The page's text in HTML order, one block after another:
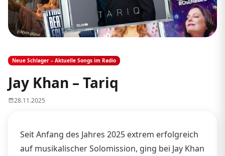
Neue Schlager – Aktuelle Songs im Radio
Jay Khan – Tariq
28.11.2025
Seit Anfang des Jahres 2025 extrem erfolgreich
auf musikalischer Solomission, ging bei Jay Khan